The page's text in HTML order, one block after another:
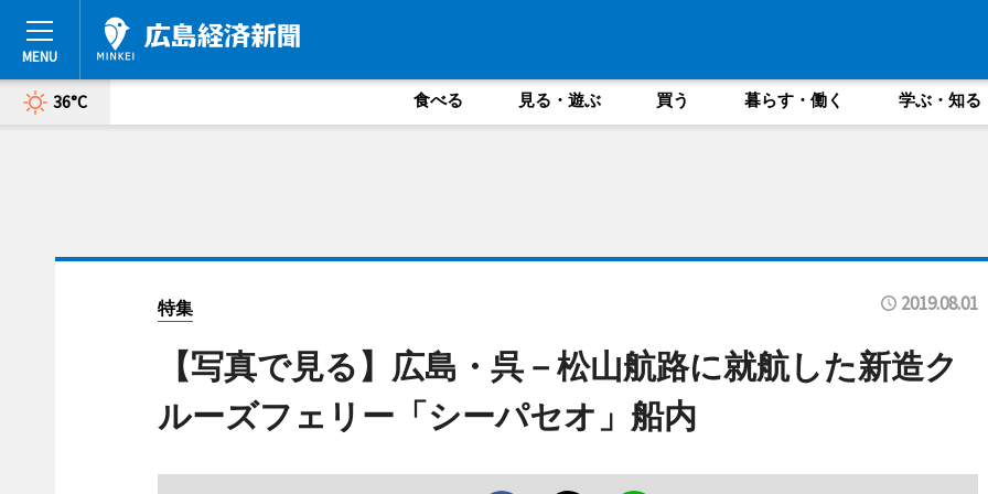
36°C 食べる 見る・遊ぶ 買う 暮らす・働く 学ぶ・知る
特集 2019.08.01
【写真で見る】広島・呉－松山航路に就航した新造ク
ルーズフェリー「シーパセオ」船内